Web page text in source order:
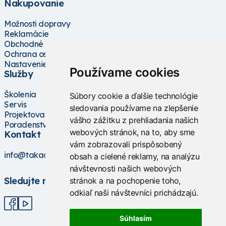
Používame cookies
Súbory cookie a ďalšie technológie
sledovania používame na zlepšenie
vášho zážitku z prehliadania našich
webových stránok, na to, aby sme
vám zobrazovali prispôsobený
obsah a cielené reklamy, na analýzu
návštevnosti našich webových
stránok a na pochopenie toho,
odkiaľ naši návštevníci prichádzajú.
Súhlasím
Nakupovanie
Možnosti dopravy
Reklamácie
Obchodné podmienky
Ochrana osobných údajov
Nastavenie cookies
Služby
Školenia
Servis
Projektovanie
Poradenstvo
Kontakt
info@takacs.sk
Sledujte nás